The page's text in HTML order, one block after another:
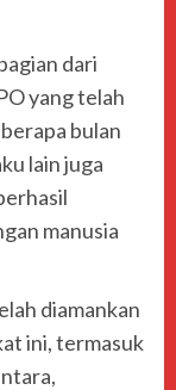
dari
yang telah
bulan
lain juga
manusia
diamankan
ini, termasuk